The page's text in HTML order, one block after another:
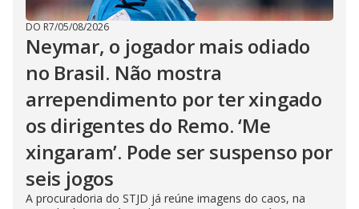
DO R7/05/08/2026
Neymar, o jogador mais odiado
no Brasil. Não mostra
arrependimento por ter xingado
os dirigentes do Remo. ‘Me
xingaram’. Pode ser suspenso por
seis jogos
A procuradoria do STJD já reúne imagens do caos, na